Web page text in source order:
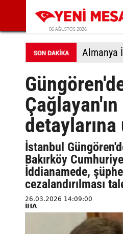
06 AĞUSTOS 2026
detaylarına
İstanbul
Bakırköy
İddianamede,
cezalandırılması
26.03.2026 14:09:00
İHA